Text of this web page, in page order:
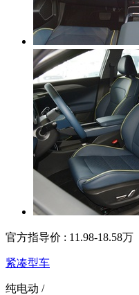
官方指导价 : 11.98-18.58万
紧凑型车
纯电动 /